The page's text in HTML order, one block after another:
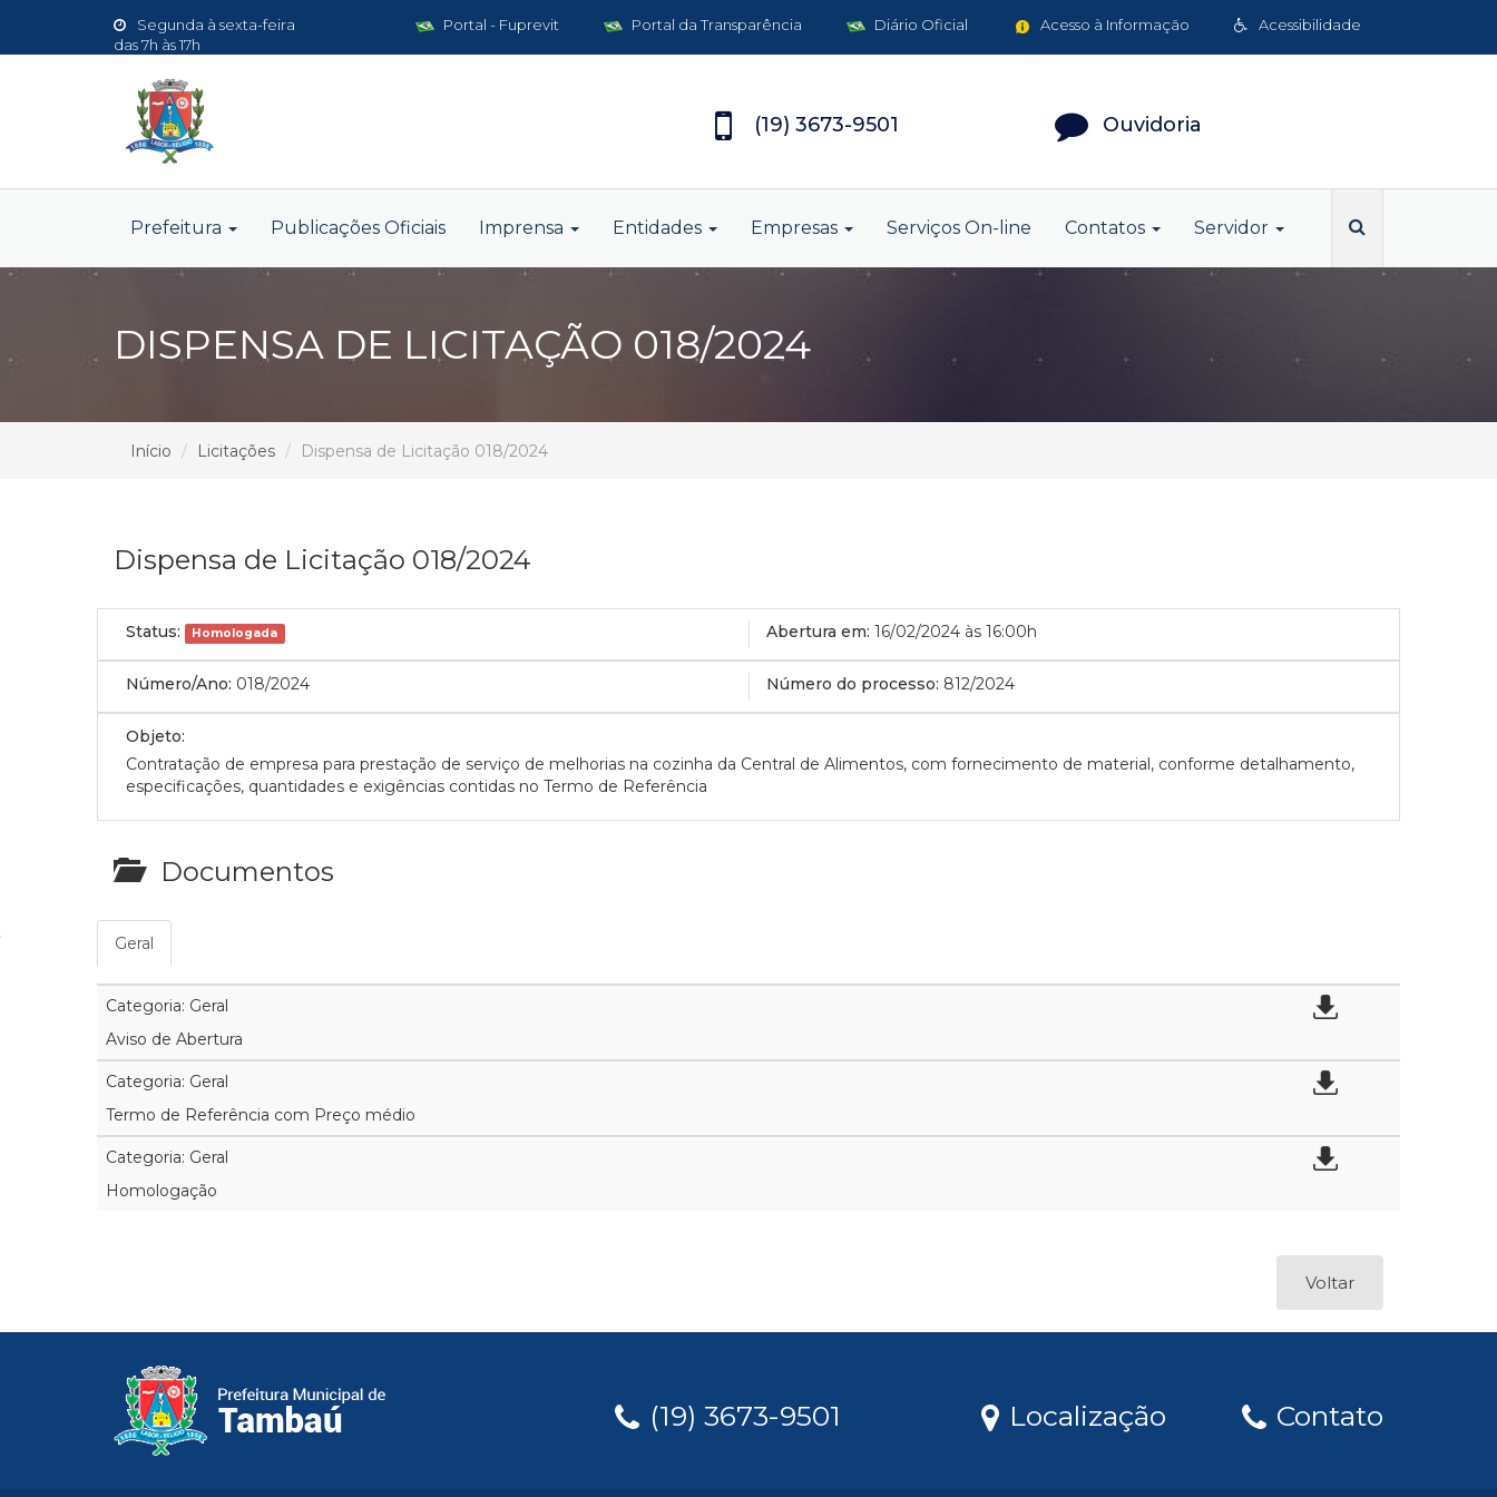
Segunda à sexta-feira
das 7h às 17h
Acessibilidade
Acesso à Informação
Diário Oficial
Portal da Transparência
Portal - Fuprevit
(19) 3673-9501 Ouvidoria
Prefeitura Publicações Oficiais Imprensa Entidades Empresas Serviços On-line Contatos Servidor
DISPENSA DE LICITAÇÃO 018/2024
Início Licitações Dispensa de Licitação 018/2024
Dispensa de Licitação 018/2024
Status: Homologada Abertura em: 16/02/2024 às 16:00h
Número/Ano: 018/2024 Número do processo: 812/2024
Objeto:
Contratação de empresa para prestação de serviço de melhorias na cozinha da Central de Alimentos, com fornecimento de material, conforme detalhamento,
especificações, quantidades e exigências contidas no Termo de Referência
Documentos
Geral
Categoria: Geral
Aviso de Abertura
Categoria: Geral
Termo de Referência com Preço médio
Categoria: Geral
Homologação
Voltar
(19) 3673-9501 Localização Contato